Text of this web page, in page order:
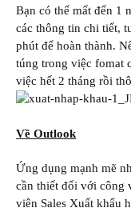
Bạn có thể mất đến 1
các thông tin chi tiết,
phút để hoàn thành.
túng trong việc fomat
việc hết 2 tháng rồi
Về Outlook
Ứng dụng mạnh mẽ
cần thiết đối với công
viên Sales Xuất khẩu